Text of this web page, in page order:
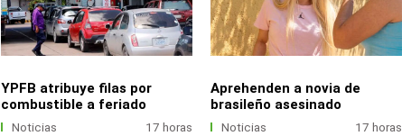
YPFB atribuye filas por
combustible a feriado
Noticias 17 horas
Aprehenden a novia de
brasileño asesinado
Noticias 17 horas